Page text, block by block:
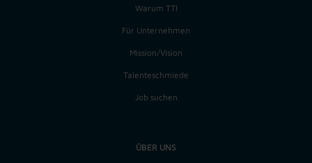
Warum TTI
Für Unternehmen
Mission/Vision
Talenteschmiede
Job suchen
ÜBER UNS